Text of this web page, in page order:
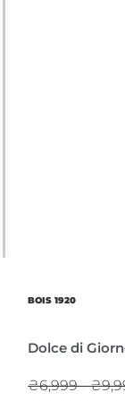
BOIS 1920
Dolce di
₴6,999 -